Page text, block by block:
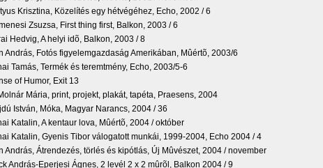
Krisztina, Közelítés egy hétvégéhez, Echo, 2002 / 6
Zsuzsa, First thing first, Balkon, 2003 / 6
Hedvig, A helyi idõ, Balkon, 2003 / 8
András, Fotós figyelemgazdaság Amerikában, Mûértõ, 2003/6
Tamás, Termék és teremtmény, Echo, 2003/5-6
of Humor, Exit 13
Mária, print, projekt, plakát, tapéta, Praesens, 2004
István, Móka, Magyar Narancs, 2004 / 36
Katalin, A kentaur lova, Mûértõ, 2004 / október
Katalin, Gyenis Tibor válogatott munkái, 1999-2004, Echo 2004 / 4
András, Átrendezés, törlés és kipótlás, Új Mûvészet, 2004 / november
András-Eperjesi Ágnes, 2 levél 2 x 2 mûrõl, Balkon 2004 / 9